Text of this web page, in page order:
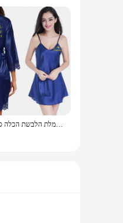
without any
these
אישית שם לוגו חתונה תאריך מודפס גלימות כלה מתנה כותונת חלוק קימונו שמלת הלבשת הכלה סט עם רעלה